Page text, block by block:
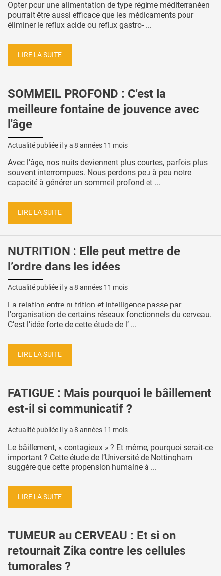
Opter pour une alimentation de type régime méditerranéen
pourrait être aussi efficace que les médicaments pour
éliminer le reflux acide ou reflux gastro- ...
LIRE LA SUITE
SOMMEIL PROFOND : C'est la
meilleure fontaine de jouvence avec
l'âge
Actualité publiée il y a 8 années 11 mois
Avec l’âge, nos nuits deviennent plus courtes, parfois plus
souvent interrompues. Nous perdons peu à peu notre
capacité à générer un sommeil profond et ...
LIRE LA SUITE
NUTRITION : Elle peut mettre de
l’ordre dans les idées
Actualité publiée il y a 8 années 11 mois
La relation entre nutrition et intelligence passe par
l'organisation de certains réseaux fonctionnels du cerveau.
C’est l’idée forte de cette étude de l’ ...
LIRE LA SUITE
FATIGUE : Mais pourquoi le bâillement
est-il si communicatif ?
Actualité publiée il y a 8 années 11 mois
Le bâillement, « contagieux » ? Et même, pourquoi serait-ce
important ? Cette étude de l’Université de Nottingham
suggère que cette propension humaine à ...
LIRE LA SUITE
TUMEUR au CERVEAU : Et si on
retournait Zika contre les cellules
tumorales ?